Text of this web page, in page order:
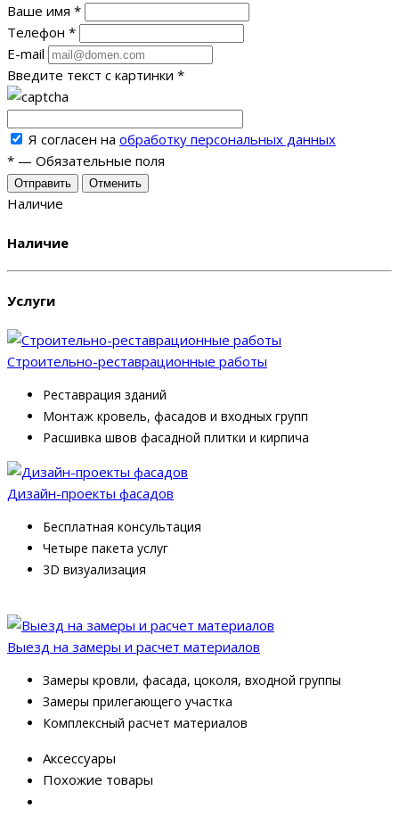
Ваше имя *
Телефон *
E-mail
Введите текст с картинки *
Я согласен на обработку персональных данных
* — Обязательные поля
Отменить
Наличие
Наличие
Услуги
Строительно-реставрационные работы
Реставрация зданий
Монтаж кровель, фасадов и входных групп
Расшивка швов фасадной плитки и кирпича
Дизайн-проекты фасадов
Бесплатная консультация
Четыре пакета услуг
3D визуализация
Выезд на замеры и расчет материалов
Замеры кровли, фасада, цоколя, входной группы
Замеры прилегающего участка
Комплексный расчет материалов
Аксессуары
Похожие товары